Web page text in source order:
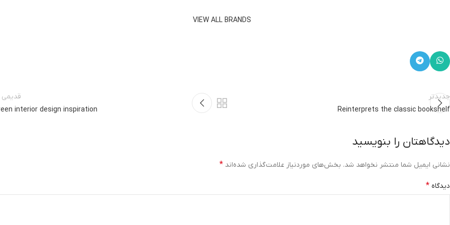
VIEW ALL BRANDS
جدیدتر
Reinterprets the classic bookshelf
قدیمی
interior design inspiration
دیدگاهتان را بنویسید
نشانی ایمیل شما منتشر نخواهد شد. بخش‌های موردنیاز علامت‌گذاری شده‌اند *
دیدگاه *